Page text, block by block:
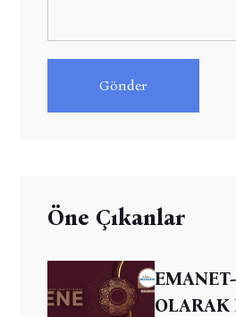
Gönder
Öne Çıkanlar
OLARAK